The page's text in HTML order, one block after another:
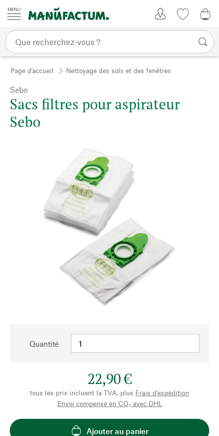
Passer au contenu
Page d'accueil Nettoyage des sols et des fenêtres
Sebo
Sacs filtres pour aspirateur
Sebo
Quantité
22,90 €
tous les prix incluent la TVA, plus Frais d'expédition
Envoi compensé en CO₂ avec DHL
Ajouter au panier